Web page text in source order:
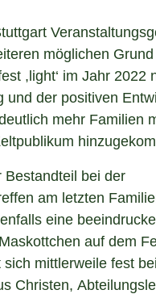
möglichen
,light‘ im Jahr 2022
und der positiven
mehr Familien
Bestandteil bei der
am letzten
eine
auf dem
mittlerweile fest
Christen,